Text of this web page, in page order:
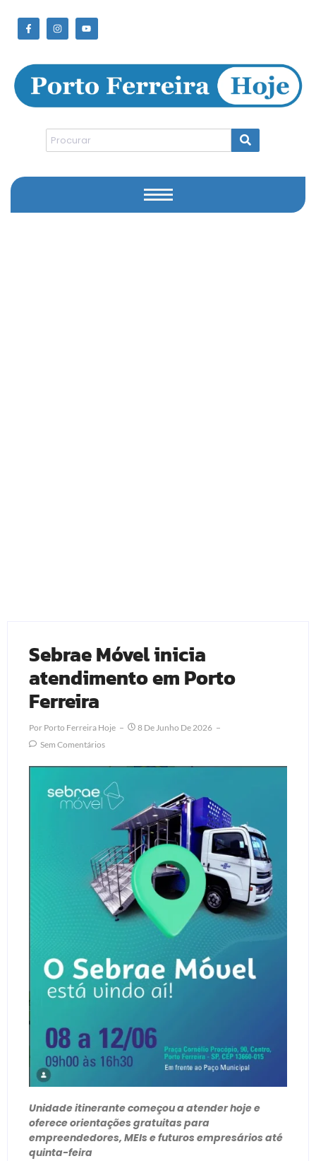
Sebrae Móvel inicia
atendimento em Porto
Ferreira
Por Porto Ferreira Hoje
8 De Junho De 2026
Sem Comentários
Unidade itinerante começou a atender hoje e
oferece orientações gratuitas para
empreendedores, MEIs e futuros empresários até
quinta-feira